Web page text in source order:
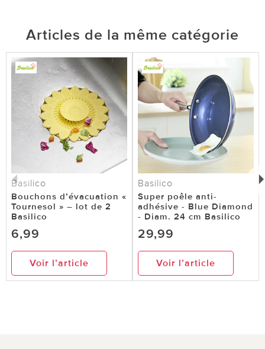
Articles de la même catégorie
Basilico
Bouchons d’évacuation «
Tournesol » – lot de 2
Basilico
6,99
Voir l’article
Basilico
Super poêle anti-
adhésive - Blue Diamond
- Diam. 24 cm Basilico
29,99
Voir l’article